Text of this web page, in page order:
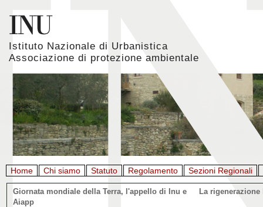
Istituto Nazionale di Urbanistica
Associazione di protezione ambientale
Home Chi siamo Statuto Regolamento Sezioni Regionali
Giornata mondiale della Terra, l'appello di Inu e
Aiapp
La